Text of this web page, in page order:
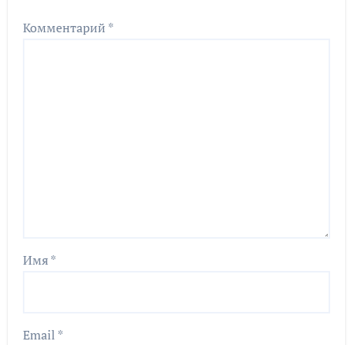
Комментарий *
Имя*
Email *